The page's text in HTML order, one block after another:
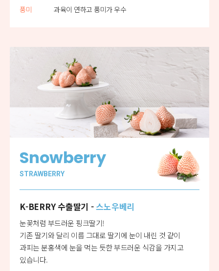
풍미
과육이 연하고 풍미가 우수
Snowberry
STRAWBERRY
K-BERRY 수출딸기 -스노우베리
눈꽃처럼 부드러운 핑크딸기!
기존 딸기와 달리 이름 그대로 딸기에 눈이 내린 것 같이
과피는 분홍색에 눈을 먹는 듯한 부드러운 식감을 가지고
있습니다.